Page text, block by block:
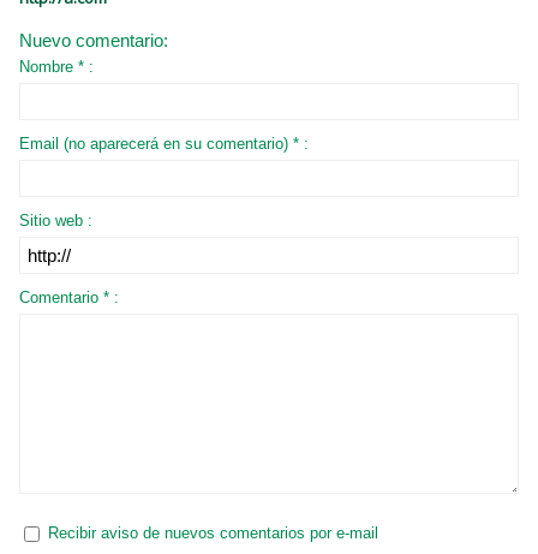
Nuevo comentario:
Nombre * :
Email (no aparecerá en su comentario) * :
Sitio web :
Comentario * :
Recibir aviso de nuevos comentarios por e-mail